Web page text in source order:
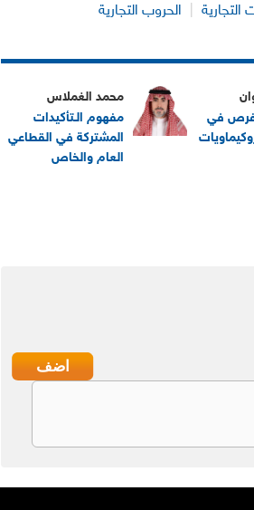
التجارية الحروب التجارية
في
محمد الغملاس
مفهوم الـتأكيدات
المشتركة في القطاعي
العام والخاص